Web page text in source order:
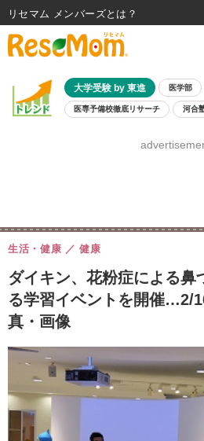
大学受験 by 東進 医学部
医専予備校徹底リサーチ 河合
8月開催学校説明会・
ダイキン、花粉症による鼻
る学習イベントを開催…2/
真・画像
生活・健康 健康
リセマム メンバーズ